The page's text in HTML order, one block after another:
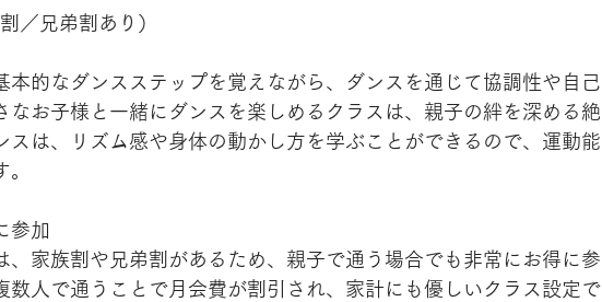
／兄弟割あり）
本的なダンスステップを覚えながら、ダンスを通じて協調性や自己
なお子様と一緒にダンスを楽しめるクラスは、親子の絆を深める絶
スは、リズム感や身体の動かし方を学ぶことができるので、運動能
参加
、家族割や兄弟割があるため、親子で通う場合でも非常にお得に参
数人で通うことで月会費が割引され、家計にも優しいクラス設定で